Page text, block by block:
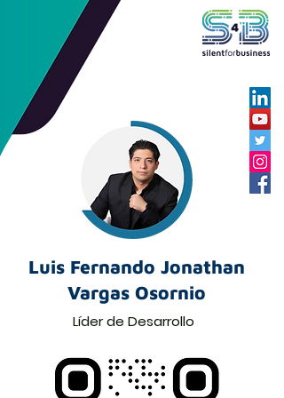
Luis Fernando Jonathan
Vargas Osornio
Líder de Desarrollo